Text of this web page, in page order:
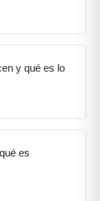
y qué es lo
es